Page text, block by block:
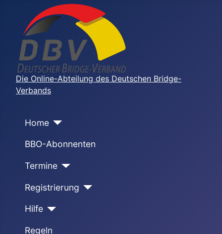
Die Online-Abteilung des Deutschen Bridge-
Verbands
Home
BBO-Abonnenten
Termine
Registrierung
Hilfe
Regeln